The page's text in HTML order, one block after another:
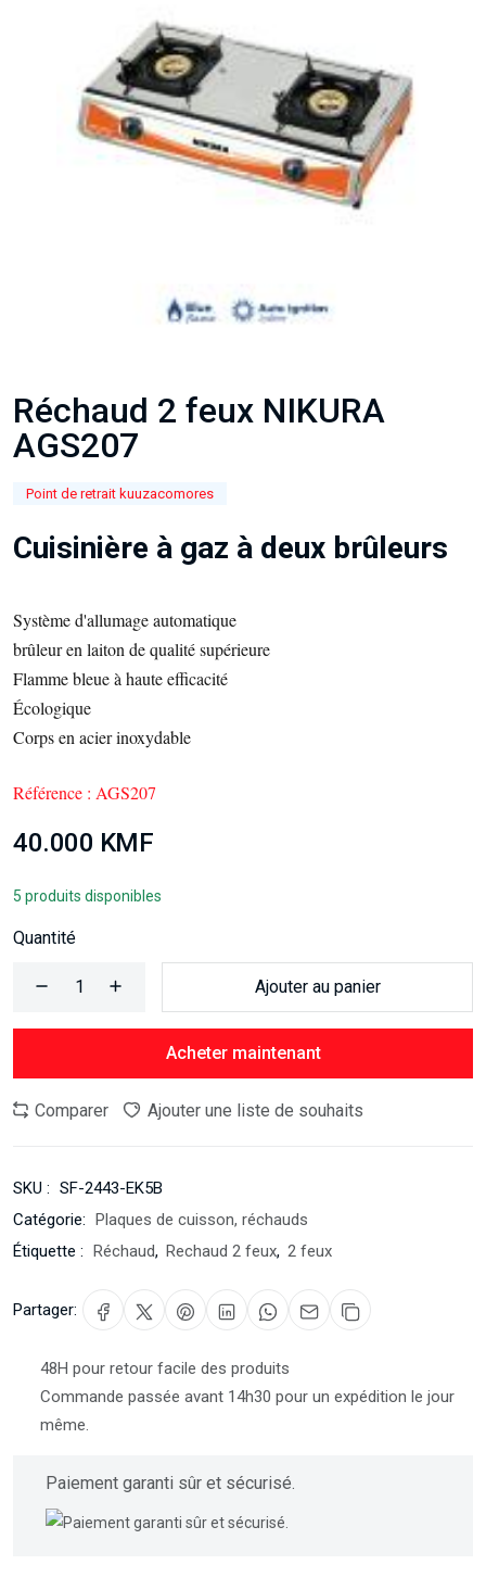
Réchaud 2 feux NIKURA
AGS207
Point de retrait kuuzacomores
Cuisinière à gaz à deux brûleurs
Système d'allumage automatique
brûleur en laiton de qualité supérieure
Flamme bleue à haute efficacité
Écologique
Corps en acier inoxydable
Référence : AGS207
40.000 KMF
5 produits disponibles
Quantité
Ajouter au panier
Acheter maintenant
Comparer Ajouter une liste de souhaits
SKU : SF-2443-EK5B
Catégorie:
Plaques de cuisson, réchauds
Étiquette :
Réchaud, Rechaud 2 feux, 2 feux
Partager:
48H pour retour facile des produits
Commande passée avant 14h30 pour un expédition le jour
même.
Paiement garanti sûr et sécurisé.